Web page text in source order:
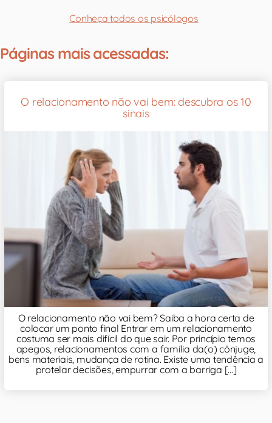
Conheça todos os psicólogos
Páginas mais acessadas:
O relacionamento não vai bem: descubra os 10
sinais
O relacionamento não vai bem? Saiba a hora certa de
colocar um ponto final Entrar em um relacionamento
costuma ser mais difícil do que sair. Por princípio temos
apegos, relacionamentos com a família da(o) cônjuge,
bens materiais, mudança de rotina. Existe uma tendência a
protelar decisões, empurrar com a barriga [...]